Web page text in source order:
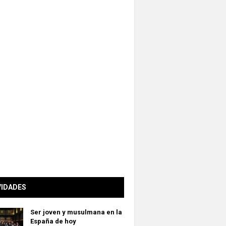
Ser joven y musulmana en la
España de hoy